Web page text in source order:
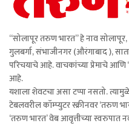
“सोलापूर तरुण भारत” हे नाव
गुलबर्गा, संभाजीनगर (औरंगाबाद ),
परिचयाचे आहे. वाचकांच्या प्रेमाचे
आहे.
यशाला शेवटचा असा टप्पा नसतो.
टेबलवरील कॉम्प्युटर स्क्रीनवर ‘तरुण
‘तरुण भारत’ वेब आवृत्तीच्या स्वरुपात